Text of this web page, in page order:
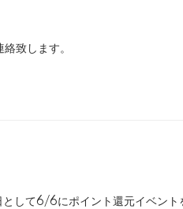
致します。
して6/6にポイント還元イベン